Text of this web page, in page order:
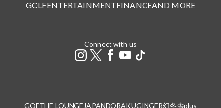
GOLFENTERTAINMENTFINANCEAND MORE
Connect with us
GOETHE LOUNGE JAPANDORAKUGINGER幻冬舎plus